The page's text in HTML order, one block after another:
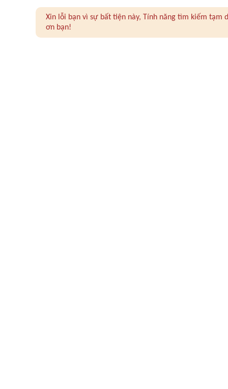
Xin lỗi bạn vì sự bất tiện này, Tính năng tìm kiếm
ơn bạn!